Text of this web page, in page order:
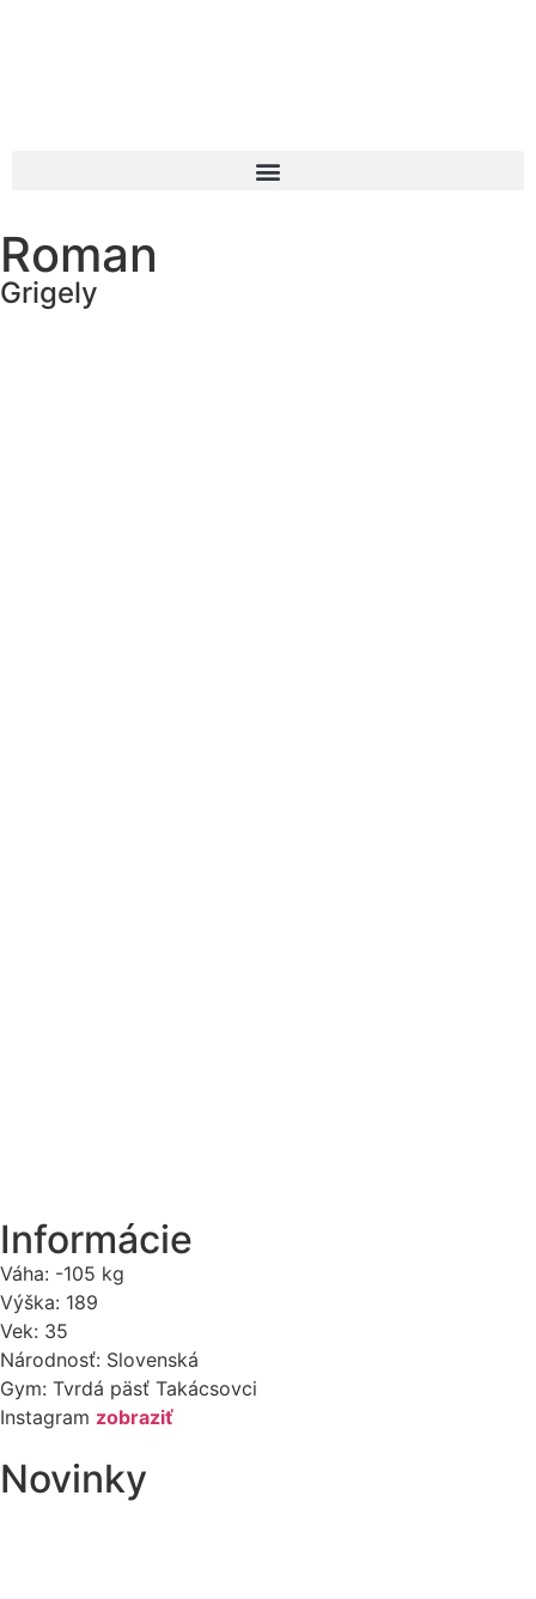
Roman
Grigely
Informácie
Váha: -105 kg
Výška: 189
Vek: 35
Národnosť: Slovenská
Gym: Tvrdá päsť Takácsovci
Instagram zobraziť
Novinky